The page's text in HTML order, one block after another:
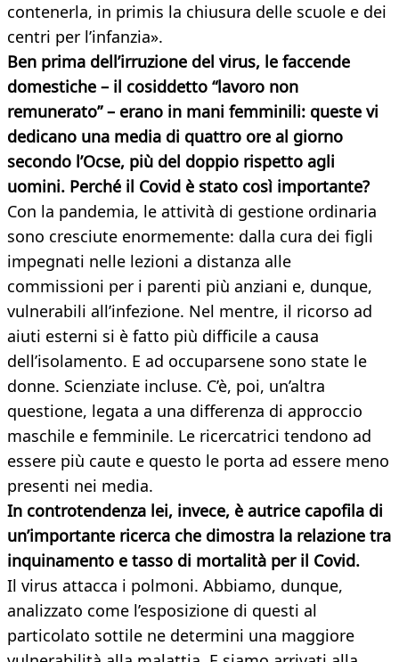
contenerla, in primis la chiusura delle scuole e dei
centri per l’infanzia».
Ben prima dell’irruzione del virus, le faccende
domestiche – il cosiddetto “lavoro non
remunerato” – erano in mani femminili: queste vi
dedicano una media di quattro ore al giorno
secondo l’Ocse, più del doppio rispetto agli
uomini. Perché il Covid è stato così importante?
Con la pandemia, le attività di gestione ordinaria
sono cresciute enormemente: dalla cura dei figli
impegnati nelle lezioni a distanza alle
commissioni per i parenti più anziani e, dunque,
vulnerabili all’infezione. Nel mentre, il ricorso ad
aiuti esterni si è fatto più difficile a causa
dell’isolamento. E ad occuparsene sono state le
donne. Scienziate incluse. C’è, poi, un’altra
questione, legata a una differenza di approccio
maschile e femminile. Le ricercatrici tendono ad
essere più caute e questo le porta ad essere meno
presenti nei media.
In controtendenza lei, invece, è autrice capofila di
un’importante ricerca che dimostra la relazione tra
inquinamento e tasso di mortalità per il Covid.
Il virus attacca i polmoni. Abbiamo, dunque,
analizzato come l’esposizione di questi al
particolato sottile ne determini una maggiore